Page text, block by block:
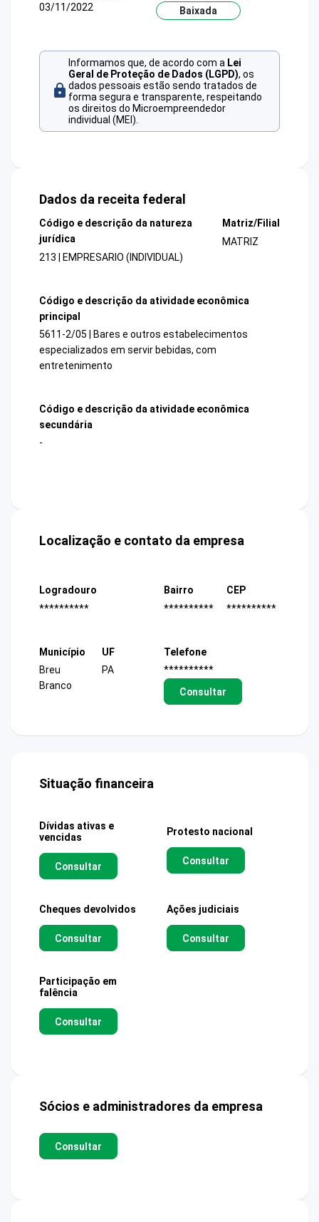
03/11/2022
Baixada
Informamos que, de acordo com a Lei
Geral de Proteção de Dados (LGPD), os
dados pessoais estão sendo tratados de
forma segura e transparente, respeitando
os direitos do Microempreendedor
individual (MEI).
Dados da receita federal
Código e descrição da natureza
jurídica
213 | EMPRESARIO (INDIVIDUAL)
Matriz/Filial
MATRIZ
Código e descrição da atividade econômica
principal
5611-2/05 | Bares e outros estabelecimentos
especializados em servir bebidas, com
entretenimento
Código e descrição da atividade econômica
secundária
-
Localização e contato da empresa
Logradouro
**********
Bairro
**********
CEP
**********
Município
Breu
Branco
UF
PA
Telefone
**********
Consultar
Situação financeira
Dívidas ativas e
vencidas
Consultar
Protesto nacional
Consultar
Cheques devolvidos
Consultar
Ações judiciais
Consultar
Participação em
falência
Consultar
Sócios e administradores da empresa
Consultar